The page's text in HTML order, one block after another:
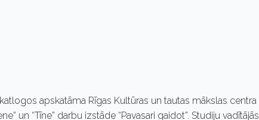
apskatāma Rīgas Kultūras un tautas mākslas centra
un “Tīne” darbu izstāde “Pavasari gaidot”. Studiju vadītājās